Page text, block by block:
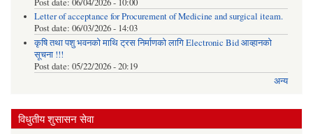
Letter of acceptance for Procurement of Medicine and surgical iteam.
Post date: 06/03/2026 - 14:03
कृषि तथा पशु भवनको माथि ट्रस निर्माणको लागि Electronic Bid आव्हानको
सूचना !!!
Post date: 05/22/2026 - 20:19
अन्य
विधुतीय शुसासन सेवा